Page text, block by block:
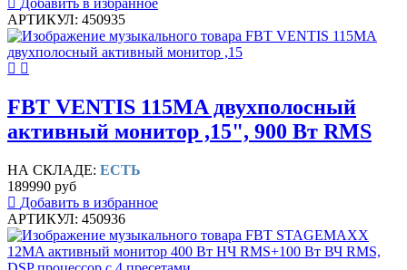
АРТИКУЛ: 450935
FBT VENTIS 115MA двухполосный
активный монитор ,15", 900 Вт RMS
НА СКЛАДЕ: ЕСТЬ
189990 руб
Добавить в избранное
АРТИКУЛ: 450936